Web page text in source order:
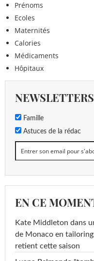
Prénoms
Ecoles
Maternités
Calories
Médicaments
Hôpitaux
NEWSLETTERS
Famille
Astuces de la rédac
EN CE
Kate Middleton dans
de Monaco en
retient cette saison